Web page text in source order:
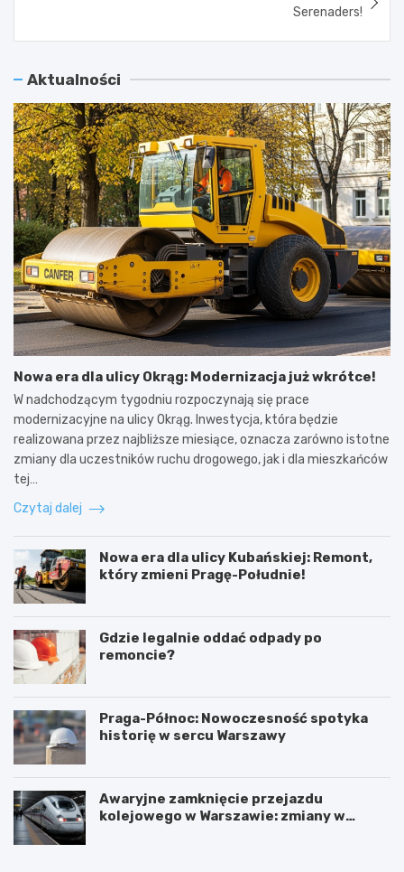
Serenaders!
Aktualności
Nowa era dla ulicy Okrąg: Modernizacja już wkrótce!
W nadchodzącym tygodniu rozpoczynają się prace
modernizacyjne na ulicy Okrąg. Inwestycja, która będzie
realizowana przez najbliższe miesiące, oznacza zarówno istotne
zmiany dla uczestników ruchu drogowego, jak i dla mieszkańców
tej…
Czytaj dalej
Nowa era dla ulicy Kubańskiej: Remont,
który zmieni Pragę-Południe!
Gdzie legalnie oddać odpady po
remoncie?
Praga-Północ: Nowoczesność spotyka
historię w sercu Warszawy
Awaryjne zamknięcie przejazdu
kolejowego w Warszawie: zmiany w